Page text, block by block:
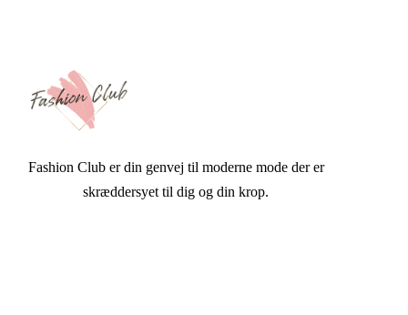
Fashion Club er din genvej til moderne mode der er
skræddersyet til dig og din krop.